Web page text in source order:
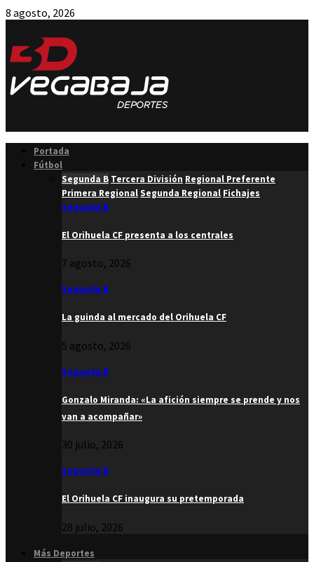
8 agosto, 2026
Portada
Fútbol
Segunda B Tercera División Regional Preferente
Primera RegionalSegunda Regional Fichajes
Segunda B
El Orihuela CF presenta a los centrales
7 agosto, 2026
Segunda B
La guinda al mercado del Orihuela CF
5 agosto, 2026
Segunda B
Gonzalo Miranda: «La afición siempre se prende y nos
van a acompañar»
30 julio, 2026
Segunda B
El Orihuela CF inaugura su pretemporada
28 julio, 2026
Más Deportes